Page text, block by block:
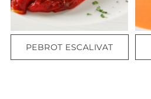
PEBROT ESCALIVAT